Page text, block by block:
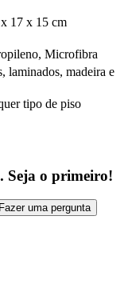
17 x 15 cm
Microfibra
laminados, madeira e
tipo de piso
Seja o primeiro!
Fazer uma pergunta